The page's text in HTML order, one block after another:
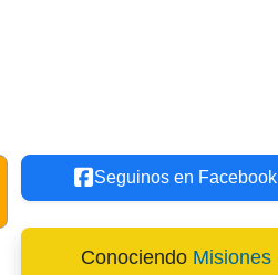
Seguinos en Facebook
Conociendo Misiones